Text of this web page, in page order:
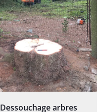
Dessouchage arbres